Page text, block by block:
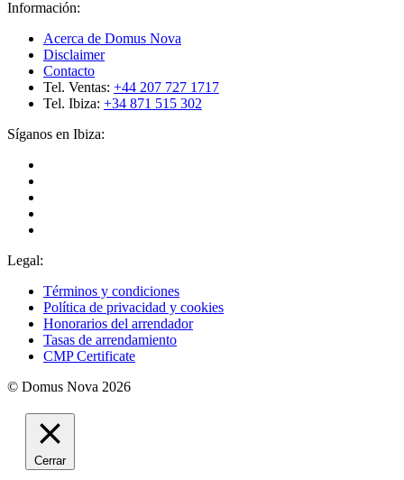
Información:
Acerca de Domus Nova
Disclaimer
Contacto
Tel. Ventas: +44 207 727 1717
Tel. Ibiza: +34 871 515 302
Síganos en Ibiza:
Legal:
Términos y condiciones
Política de privacidad y cookies
Honorarios del arrendador
Tasas de arrendamiento
CMP Certificate
© Domus Nova 2026
Cerrar